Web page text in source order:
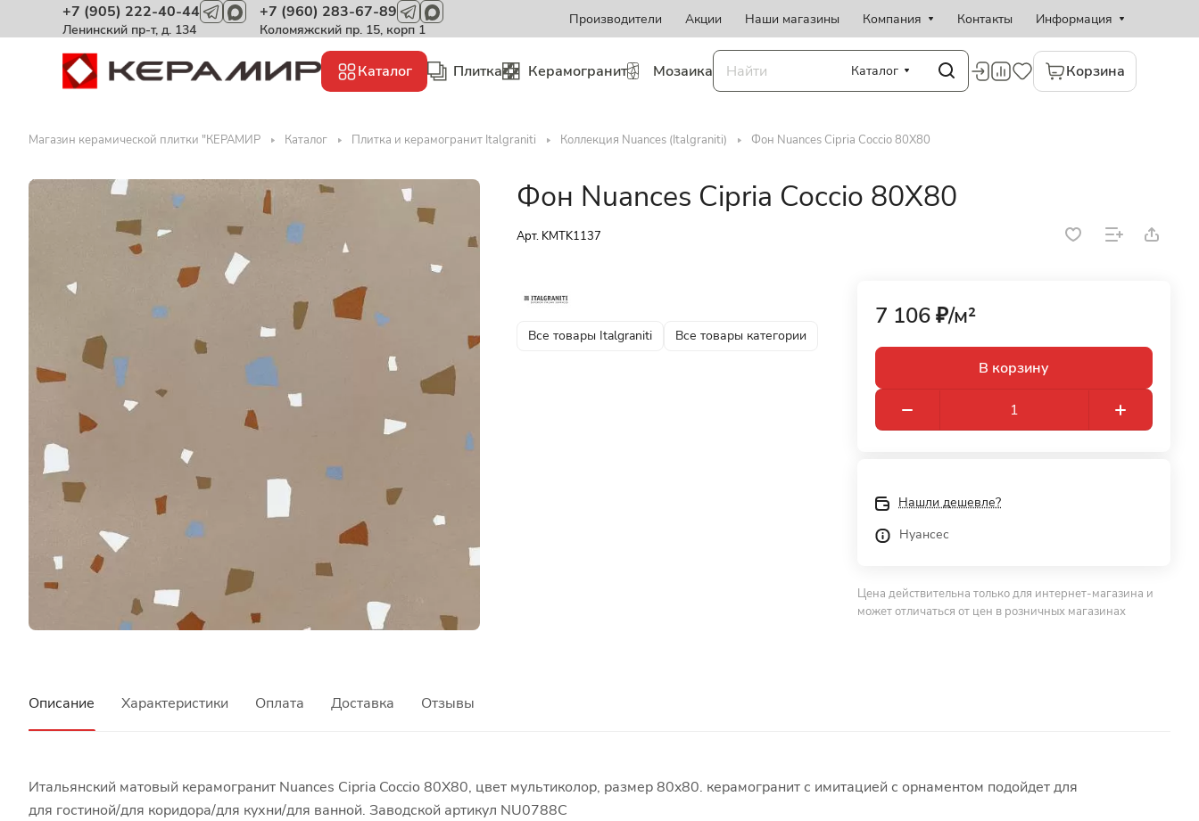
+7 (905) 222-40-44
Ленинский пр-т, д. 134
+7 (960) 283-67-89
Коломяжский пр. 15, корп 1
Производители Акции Наши магазины Компания Контакты Информация
Каталог Плитка Керамогранит Мозаика Каталог Корзина
Магазин керамической плитки "КЕРАМИР Каталог Плитка и керамогранит Italgraniti Коллекция Nuances (Italgraniti) Фон Nuances Cipria Coccio 80X80
Фон Nuances Cipria Coccio 80X80
Арт. KMTK1137
Все товары Italgraniti Все товары категории
7 106 ₽/м²
В корзину
Нашли дешевле?
Нуансес
Цена действительна только для интернет-магазина и
может отличаться от цен в розничных магазинах
Описание Характеристики Оплата Доставка Отзывы
Итальянский матовый керамогранит Nuances Cipria Coccio 80X80, цвет мультиколор, размер 80x80. керамогранит с имитацией с орнаментом подойдет для
для гостиной/для коридора/для кухни/для ванной. Заводской артикул NU0788C